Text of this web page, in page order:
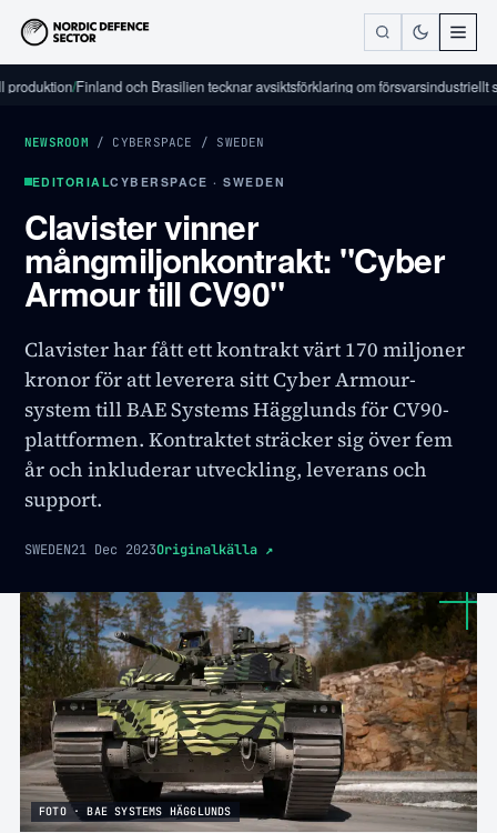
/Finland och Brasilien tecknar avsiktsförklaring om försvarsindustriellt
NEWSROOM / CYBERSPACE / SWEDEN
EDITORIALCYBERSPACE · SWEDEN
Clavister vinner
mångmiljonkontrakt: "Cyber
Armour till CV90"
Clavister har fått ett kontrakt värt 170 miljoner
kronor för att leverera sitt Cyber Armour-
system till BAE Systems Hägglunds för CV90-
plattformen. Kontraktet sträcker sig över fem
år och inkluderar utveckling, leverans och
support.
SWEDEN21 Dec 2023Originalkälla ↗
FOTO · BAE SYSTEMS HÄGGLUNDS